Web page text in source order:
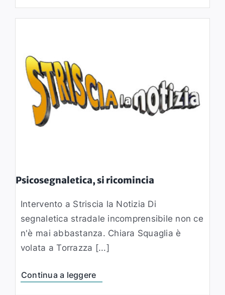
Psicosegnaletica, si ricomincia
Intervento a Striscia la Notizia Di
segnaletica stradale incomprensibile non ce
n'è mai abbastanza. Chiara Squaglia è
volata a Torrazza [...]
Continua a leggere